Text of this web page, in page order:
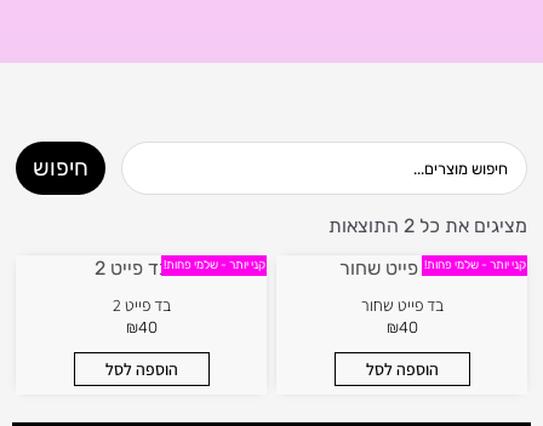
חיפוש
חיפוש
מציגים את כל ⁦2⁩ התוצאות
קני יותר - שלמי פחות!
בד פייט שחור
₪40
הוספה לסל
קני יותר - שלמי פחות!
בד פייט 2
₪40
הוספה לסל